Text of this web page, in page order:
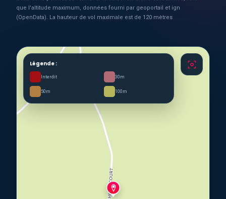
que l'altitude maximum, données fourni par geoportail et ign
(OpenData). La hauteur de vol maximale est de 120 mètres
Légende :
Interdit 30m
50m 100m